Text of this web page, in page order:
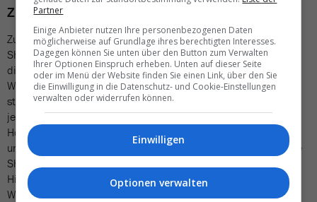
Zug Magic (ZG)
Zug Magic bringt auch in seiner dritten Ausgabe Magie,
Showkunst und Emotionen an die Zuger Seepromenade und in
die Innenstadt. Das Festival begeistert mit spektakulären
Wassershows, die jeweils abends von Dienstag bis Sonntag
stattfinden. Neu sind drei verschiedene Shows im Programm –
jede mit eigener Handschrift. «Filmmusik» inszeniert grosse
Hollywood-Momente, während «Abetüür Zugerland» mit Humor
und Heimatgefühl eine Reise rund um den Zugersee erzählt. Die
Show «Pioniere der elektronischen Dancemusik» feiert die
Highlights eines halben Jahrhunderts Clubkultur. Kurze
Wassershows ab 18 Uhr münden täglich in eine eindrucksvolle
Partner
Einige Anbieter nutzen Ihre personenbezogenen Daten
möglicherweise auf Grundlage ihres berechtigten Interesses.
Dagegen können Sie unten über den Button zum Verwalten
Ihrer Optionen Einspruch erheben. Unten auf dieser Seite
oder im Menü der Website finden Sie einen Link, über den Sie
die Einwilligung in die Datenschutz- und Cookie-Einstellungen
verwalten oder widerrufen können.
Einwilligen
Optionen verwalten